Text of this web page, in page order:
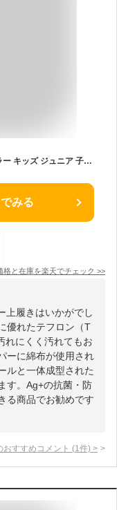
ムーンスター 上履き 上靴 日本製 TEFカラー キッズ ジュニア 子供 白 2E 撥水 歩きやすい 疲れない はっ水 汚れにくい 高校生 中学生 高校 小学生 中学校 小学校 学校 テフカラー バレーシューズ シューズ 靴【SPL】
みる
格と在庫を楽天でチェック >>
上履きはいかがでし
優れたテフロン（T
れにくく汚れてもお
ーに綿布が使用され
ルと一体成型された
す。Ag+の抗菌・防
る商品でお勧めです
おすすめコメント (1 件) >